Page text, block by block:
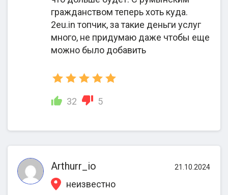
в Румынию.
Заключение договора о сотрудничестве
клиент внимательно изучает пункты
документа, обсуждает комплекс основных и
гарантиями, обязанностями сторон,
Сбор, легализация документов для подачи
досье.
Запись на подачу через сайт ANC
(Национальное управление по делам
гражданством теперь хоть куда.
2eu.in топчик, за такие деньги услуг
много, не придумаю даже чтобы еще
можно было добавить
32 5
21.10.2024
Arthurr_io
неизвестно